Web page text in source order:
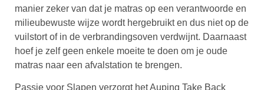
manier zeker van dat je matras op een verantwoorde en
milieubewuste wijze wordt hergebruikt en dus niet op de
vuilstort of in de verbrandingsoven verdwijnt. Daarnaast
hoef je zelf geen enkele moeite te doen om je oude
matras naar een afvalstation te brengen.
Passie voor Slapen verzorgt het Auping Take Back